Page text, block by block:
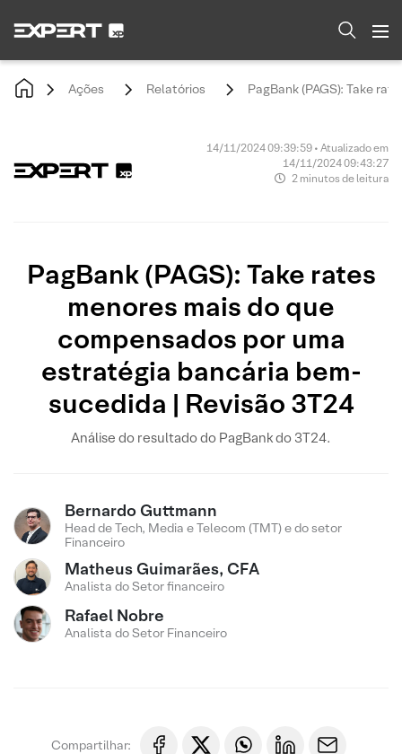
Ações Relatórios PagBank (PAGS): Take
14/11/2024 09:39:59 • Atualizado em
14/11/2024 09:43:27
2 minutos de leitura
PagBank (PAGS): Take rates
menores mais do que
compensados por uma
estratégia bancária bem-
sucedida | Revisão 3T24
Análise do resultado do PagBank do 3T24.
Bernardo Guttmann
Head de Tech, Media e Telecom (TMT) e do setor
Financeiro
Matheus Guimarães, CFA
Analista do Setor financeiro
Rafael Nobre
Analista do Setor Financeiro
Compartilhar: